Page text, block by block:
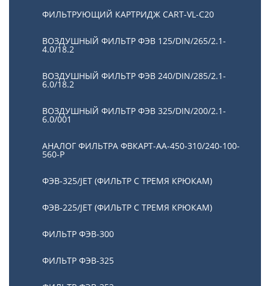
ФИЛЬТРУЮЩИЙ КАРТРИДЖ CART-VL-C20
ВОЗДУШНЫЙ ФИЛЬТР ФЭВ 125/DIN/265/2.1-
4.0/18.2
ВОЗДУШНЫЙ ФИЛЬТР ФЭВ 240/DIN/285/2.1-
6.0/18.2
ВОЗДУШНЫЙ ФИЛЬТР ФЭВ 325/DIN/200/2.1-
6.0/001
АНАЛОГ ФИЛЬТРА ФВКАРТ-АА-450-310/240-100-
560-P
ФЭВ-325/JET (ФИЛЬТР С ТРЕМЯ КРЮКАМ)
ФЭВ-225/JET (ФИЛЬТР С ТРЕМЯ КРЮКАМ)
ФИЛЬТР ФЭВ-300
ФИЛЬТР ФЭВ-325